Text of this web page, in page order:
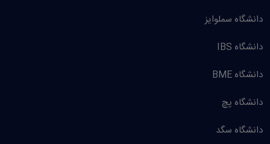
دانشگاه سملوایز
دانشگاه IBS
دانشگاه BME
دانشگاه پچ
دانشگاه سگد